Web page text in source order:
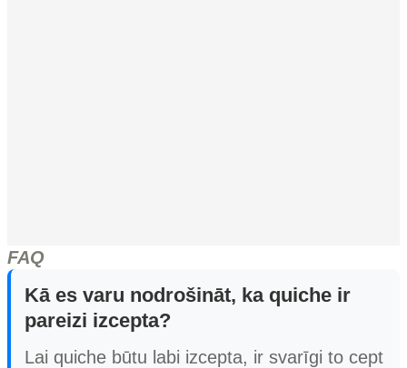
FAQ
Kā es varu nodrošināt, ka quiche ir
pareizi izcepta?
Lai quiche būtu labi izcepta, ir svarīgi to cept